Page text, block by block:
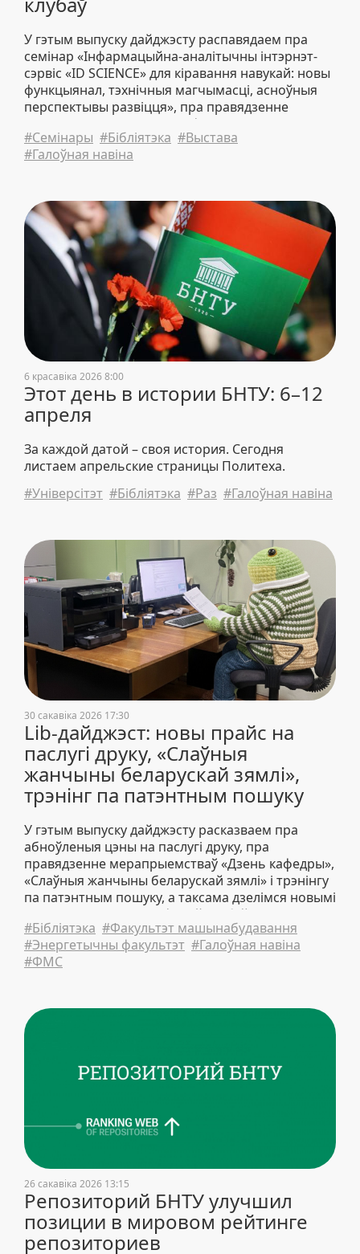
У гэтым выпуску дайджэсту распавядаем пра
семінар «Інфармацыйна-аналітычны інтэрнэт-
сэрвіс «ID SCIENCE» для кіравання навукай: новы
функцыянал, тэхнічныя магчымасці, асноўныя
перспектывы развіцця», пра правядзенне
мерапрыемства «Дзень кафедры», практыку
студэнтаў БДУКМ, а таксама дзелімся новымі
кніжнымі выставамі, афішай клубаў.
#Семінары #Бібліятэка #Выстава
#Галоўная навіна
6 красавіка 2026 8:00
Этот день в истории БНТУ: 6–12
апреля
За каждой датой – своя история. Сегодня
листаем апрельские страницы Политеха.
#Універсітэт #Бібліятэка #Раз #Галоўная навіна
30 сакавіка 2026 17:30
Lib-дайджэст: новы прайс на
паслугі друку, «Слаўныя
жанчыны беларускай зямлі»,
трэнінг па патэнтным пошуку
У гэтым выпуску дайджэсту расказваем пра
абноўленыя цэны на паслугі друку, пра
правядзенне мерапрыемстваў «Дзень кафедры»,
«Слаўныя жанчыны беларускай зямлі» і трэнінгу
па патэнтным пошуку, а таксама дзелімся новымі
кніжнымі выставамі, афішай клубаў і навінамі
ўніверсітэта.
#Бібліятэка #Факультэт машынабудавання
#Энергетычны факультэт #Галоўная навіна
#ФМС
26 сакавіка 2026 13:15
Репозиторий БНТУ улучшил
позиции в мировом рейтинге
репозиториев